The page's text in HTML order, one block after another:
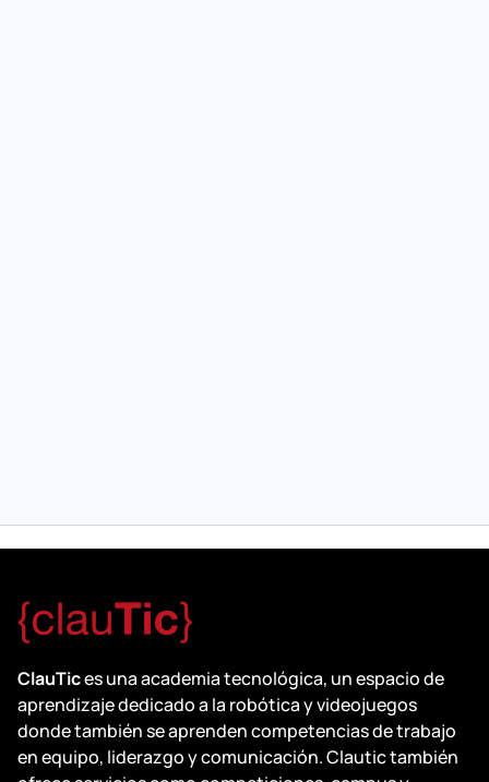
ClauTices una academia tecnológica, un espacio de
aprendizaje dedicado a la robótica y videojuegos
donde también se aprenden competencias de trabajo
en equipo, liderazgo y comunicación. Clautic también